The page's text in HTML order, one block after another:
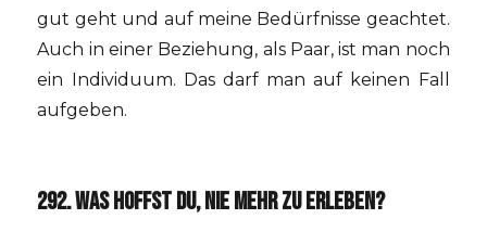
gut geht und auf meine Bedürfnisse geachtet.
Auch in einer Beziehung, als Paar, ist man noch
ein Individuum. Das darf man auf keinen Fall
aufgeben.
292. WAS HOFFST DU, NIE MEHR ZU ERLEBEN?